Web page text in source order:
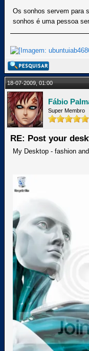
Os sonhos servem para
sonhos é uma pessoa
18-07-2009, 01:00
Fábio
Super Membro
RE: Post your
My Desktop - fashion